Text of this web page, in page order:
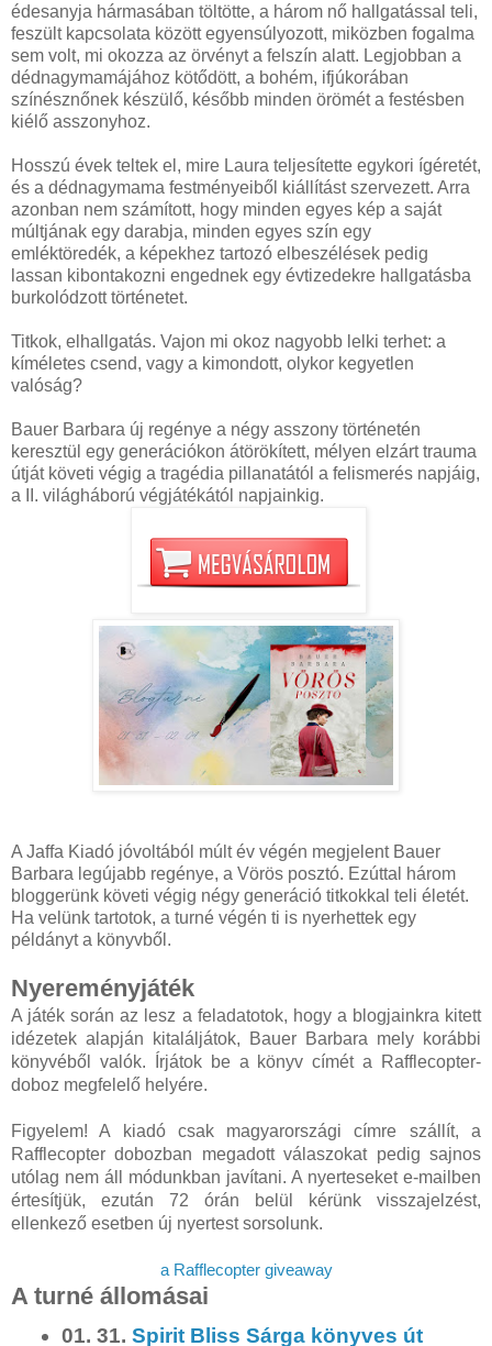
édesanyja hármasában töltötte, a három nő hallgatással teli,
feszült kapcsolata között egyensúlyozott, miközben fogalma
sem volt, mi okozza az örvényt a felszín alatt. Legjobban a
dédnagymamájához kötődött, a bohém, ifjúkorában
színésznőnek készülő, később minden örömét a festésben
kiélő asszonyhoz.
Hosszú évek teltek el, mire Laura teljesítette egykori ígéretét,
és a dédnagymama festményeiből kiállítást szervezett. Arra
azonban nem számított, hogy minden egyes kép a saját
múltjának egy darabja, minden egyes szín egy
emléktöredék, a képekhez tartozó elbeszélések pedig
lassan kibontakozni engednek egy évtizedekre hallgatásba
burkolódzott történetet.
Titkok, elhallgatás. Vajon mi okoz nagyobb lelki terhet: a
kíméletes csend, vagy a kimondott, olykor kegyetlen
valóság?
Bauer Barbara új regénye a négy asszony történetén
keresztül egy generációkon átörökített, mélyen elzárt trauma
útját követi végig a tragédia pillanatától a felismerés napjáig,
a II. világháború végjátékától napjainkig.
A Jaffa Kiadó jóvoltából múlt év végén megjelent Bauer
Barbara legújabb regénye, a Vörös posztó. Ezúttal három
bloggerünk követi végig négy generáció titkokkal teli életét.
Ha velünk tartotok, a turné végén ti is nyerhettek egy
példányt a könyvből.
Nyereményjáték
A játék során az lesz a feladatotok, hogy a blogjainkra kitett
idézetek alapján kitaláljátok, Bauer Barbara mely korábbi
könyvéből valók. Írjátok be a könyv címét a Rafflecopter-
doboz megfelelő helyére.
Figyelem! A kiadó csak magyarországi címre szállít, a
Rafflecopter dobozban megadott válaszokat pedig sajnos
utólag nem áll módunkban javítani. A nyerteseket e-mailben
értesítjük, ezután 72 órán belül kérünk visszajelzést,
ellenkező esetben új nyertest sorsolunk.
a Rafflecopter giveaway
A turné állomásai
01. 31.Spirit Bliss Sárga könyves út